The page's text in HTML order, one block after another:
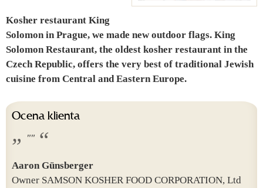
Kosher restaurant King
Solomon in Prague, we made new outdoor flags. King
Solomon Restaurant, the oldest kosher restaurant in the
Czech Republic, offers the very best of traditional Jewish
cuisine from Central and Eastern Europe.
Ocena klienta
""
Aaron Günsberger
Owner SAMSON KOSHER FOOD CORPORATION, Ltd